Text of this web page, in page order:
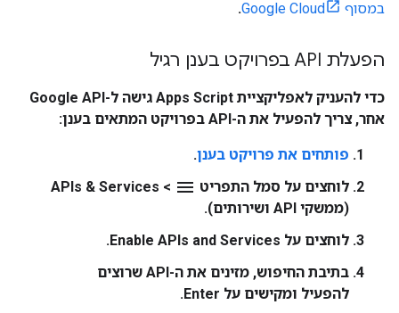
במסוף Google Cloud
.
הפעלת API בפרויקט בענן רגיל
כדי להעניק לאפליקציית Apps Script גישה ל-Google API
אחר, צריך להפעיל את ה-API בפרויקט המתאים בענן:
פותחים את פרויקט בענן.
לוחצים על סמל התפריט menu
>
APIs & Services
(ממשקי API ושירותים).
לוחצים על Enable APIs and Services
.
בתיבת החיפוש, מזינים את ה-API שרוצים
להפעיל ומקישים על Enter
.